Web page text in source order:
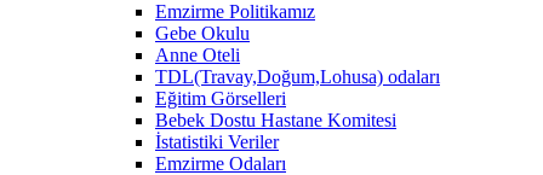
Emzirme Politikamız
Gebe Okulu
Anne Oteli
TDL(Travay,Doğum,Lohusa) odaları
Eğitim Görselleri
Bebek Dostu Hastane Komitesi
İstatistiki Veriler
Emzirme Odaları